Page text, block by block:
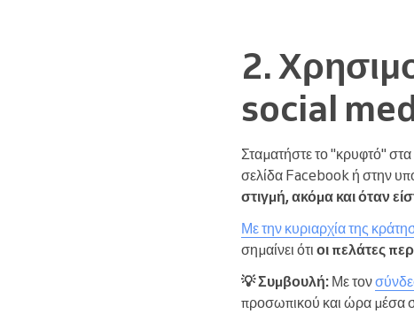
2.
social
Σταματήστε το "κρυφτό"
σελίδα Facebook ή στην
στιγμή, ακόμα και όταν
Με την κυριαρχία της
σημαίνει ότι οι πελάτες
💡 Συμβουλή: Με τον
προσωπικού και ώρα μέσα